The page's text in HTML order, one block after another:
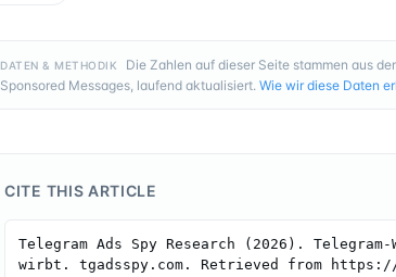
DATEN & METHODIK
Die Zahlen auf dieser Seite stammen aus
Sponsored Messages, laufend aktualisiert. Wie wir diese Daten
CITE THIS ARTICLE
Telegram Ads Spy Research (2026).
wirbt. tgadsspy.com. Retrieved from